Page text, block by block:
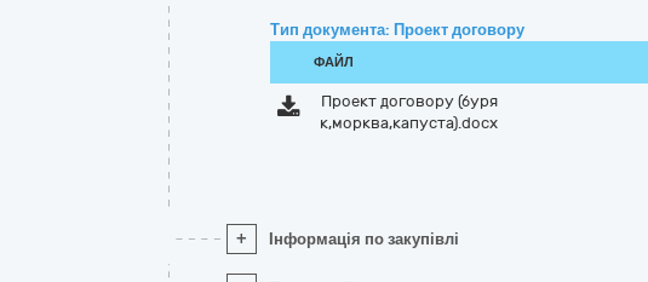
Тип документа: Проект договору
ФАЙЛ
Проект договору (буря
к,морква,капуста).docx
+ Інформація по закупівлі